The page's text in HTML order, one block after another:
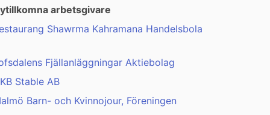
arbetsgivare
Shawrma Kahramana Handelsbola
Fjällanläggningar Aktiebolag
Stable AB
Barn- och Kvinnojour, Föreningen